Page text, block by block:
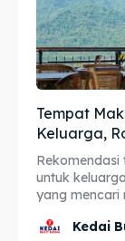
Ruang
Katering
Nasi Box
Ruang
Katering
Nasi Box
Tempat
Keluarga,
untuk
yang mencari
Kedai